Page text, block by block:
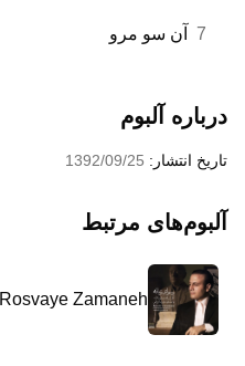
7 آن سو مرو
درباره آلبوم
تاریخ انتشار: 1392/09/25
آلبوم‌های مرتبط
Rosvaye Zamaneh